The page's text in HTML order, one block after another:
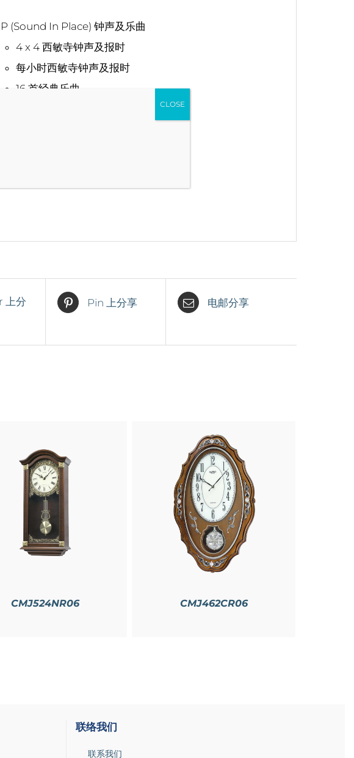
(Sound In Place) 钟声及乐曲
4 x 4 西敏寺钟声及报时
每小时西敏寺钟声及报时
16 首经典乐曲
上分
Pin 上分享 电邮分享
CMJ524NR06 CMJ462CR06
联络我们
联系我们
CLOSE